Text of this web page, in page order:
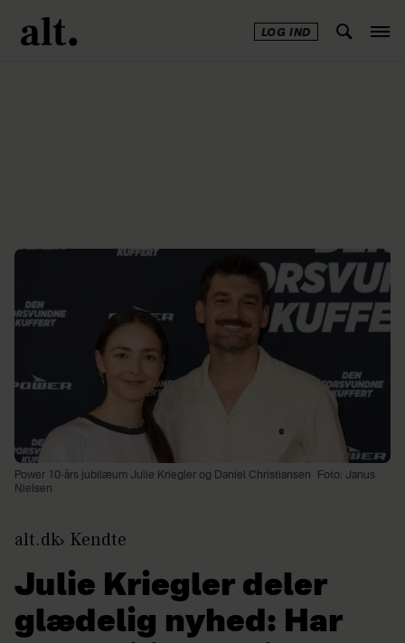
LOG IND
Power 10-års jubilæum Julie Kriegler og Daniel Christiansen
Foto: Janus
Nielsen
alt.dk Kendte
Julie Kriegler deler
glædelig nyhed: Har